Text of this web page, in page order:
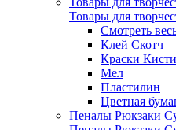
Товары для
Смотреть
Клей Скотч
Краски Кисти
Мел
Пластилин
Цветная
Пеналы Рюкзаки